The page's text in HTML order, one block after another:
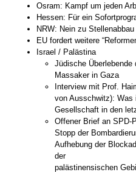
Osram: Kampf um jeden
Hessen: Für ein
NRW: Nein zu
EU fordert weitere
Israel / Palästina
Jüdische
Massaker in Gaza
Interview mit Prof.
von Ausschwitz):
Gesellschaft in den
Offener Brief an SPD-
Stopp der
Aufhebung der
der
palästinensischen